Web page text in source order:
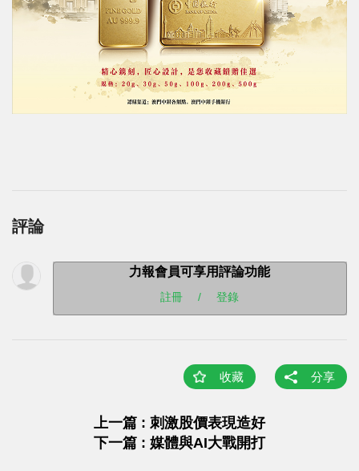
評論
力報會員可享用評論功能
註冊 / 登錄
收藏 分享
上一篇 : 刺激股價表現造好
下一篇 : 媒體與AI大戰開打